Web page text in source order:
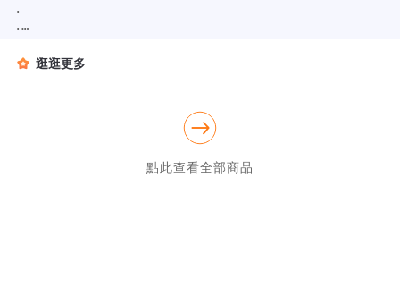
.
.
.
★台灣SURLY BIKES代理商—鋼管旅行車專家
★各式單車用品｜鋼管旅行車用品｜鋼管自行車｜自有品牌
☆實體店面：116台北市文山區羅斯福路6段320號1樓(近景美捷運站
1、3號出口，滬江高中旁)
☆營業時間：週二~日 13:00~21:00 週一公休
逛逛更多
點此查看全部商品